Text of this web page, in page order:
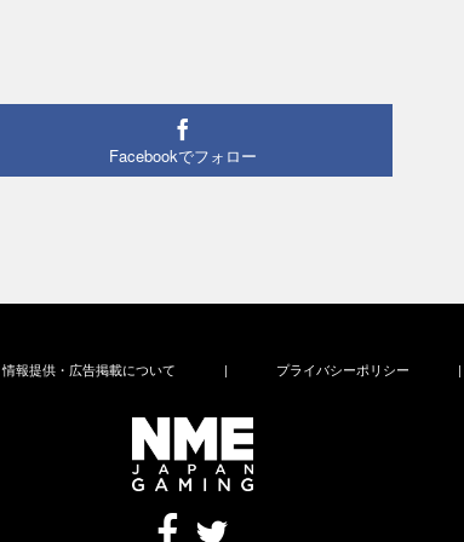
Facebookでフォロー
情報提供・広告掲載について | プライバシーポリシー |